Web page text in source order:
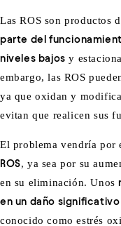
Las ROS son productos
parte del
niveles bajos y
embargo, las ROS
ya que oxidan y
evitan que realicen sus
El problema vendría por
ROS, ya sea por su
en su eliminación. Unos
en un daño
conocido como estrés